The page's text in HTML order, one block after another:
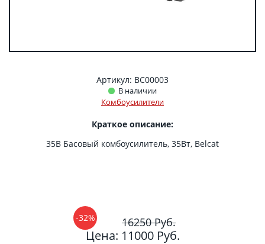
Артикул: BC00003
В наличии
Комбоусилители
Краткое описание:
35B Басовый комбоусилитель, 35Вт, Belcat
-32% 16250 Руб.
Цена: 11000 Руб.